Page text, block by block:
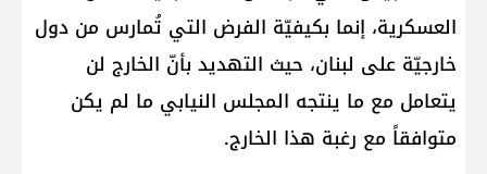
العسكرية، إنما بكيفيّة الفرض التي تُمارس من دول
خارجيّة على لبنان، حيث التهديد بأنّ الخارج لن
يتعامل مع ما ينتجه المجلس النيابي ما لم يكن
متوافقاً مع رغبة هذا الخارج.